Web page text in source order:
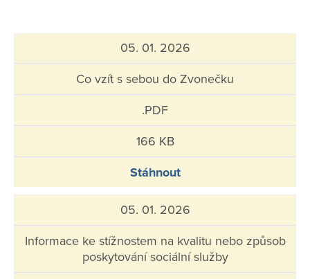
05. 01. 2026
Co vzít s sebou do Zvonečku
.PDF
166 KB
Stáhnout
05. 01. 2026
Informace ke stížnostem na kvalitu nebo způsob
poskytování sociální služby